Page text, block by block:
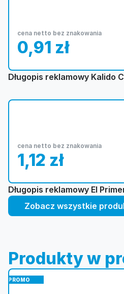
cena netto bez znakowania
0,91 zł
Długopis reklamowy Kalido
cena netto bez znakowania
1,12 zł
Długopis reklamowy El
Zobacz wszystkie
Produkty w
PROMO